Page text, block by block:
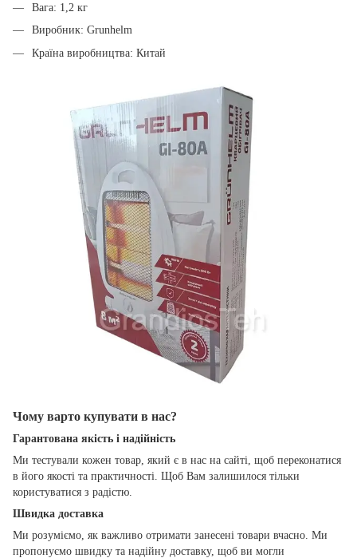
Вага: 1,2 кг
Виробник: Grunhelm
Країна виробництва: Китай
Чому варто купувати в нас?
Гарантована якість і надійність
Ми тестували кожен товар, який є в нас на сайті, щоб переконатися
в його якості та практичності. Щоб Вам залишилося тільки
користуватися з радістю.
Швидка доставка
Ми розуміємо, як важливо отримати занесені товари вчасно. Ми
пропонуємо швидку та надійну доставку, щоб ви могли